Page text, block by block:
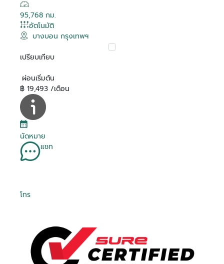
95,768 กม.
อัตโนมัติ
บางบอน กรุงเทพฯ
เปรียบเทียบ
ผ่อนเริ่มต้น
฿ 19,493 /เดือน
นัดหมาย
แชท
โทร